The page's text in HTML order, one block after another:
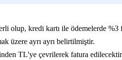
olup, kredi kartı ile ödemelerde %3
üzere ayrı ayrı belirtilmiştir.
TL'ye çevrilerek fatura